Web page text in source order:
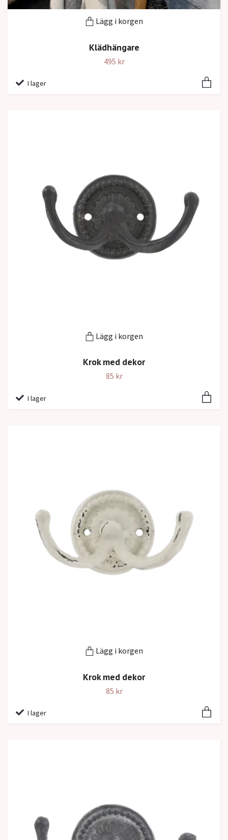
Lägg i korgen
Klädhängare
495 kr
I lager
Lägg i korgen
Krok med dekor
85 kr
I lager
Lägg i korgen
Krok med dekor
85 kr
I lager